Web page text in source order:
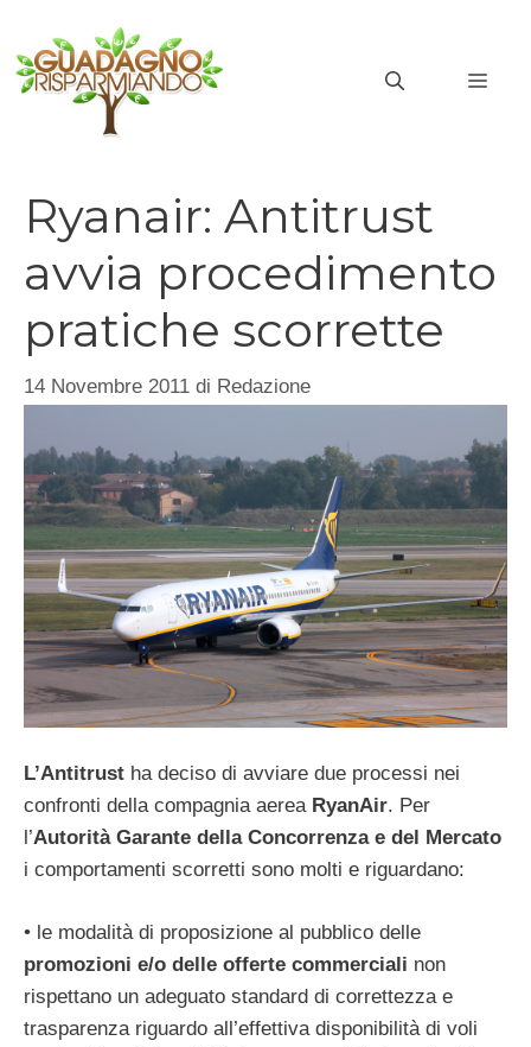
contenuto
Ryanair: Antitrust
avvia procedimento
pratiche scorrette
14 Novembre 2011 di Redazione
L’Antitrust ha deciso di avviare due processi nei
confronti della compagnia aerea RyanAir. Per
l’Autorità Garante della Concorrenza e del Mercato
i comportamenti scorretti sono molti e riguardano:
• le modalità di proposizione al pubblico delle
promozioni e/o delle offerte commerciali non
rispettano un adeguato standard di correttezza e
trasparenza riguardo all’effettiva disponibilità di voli